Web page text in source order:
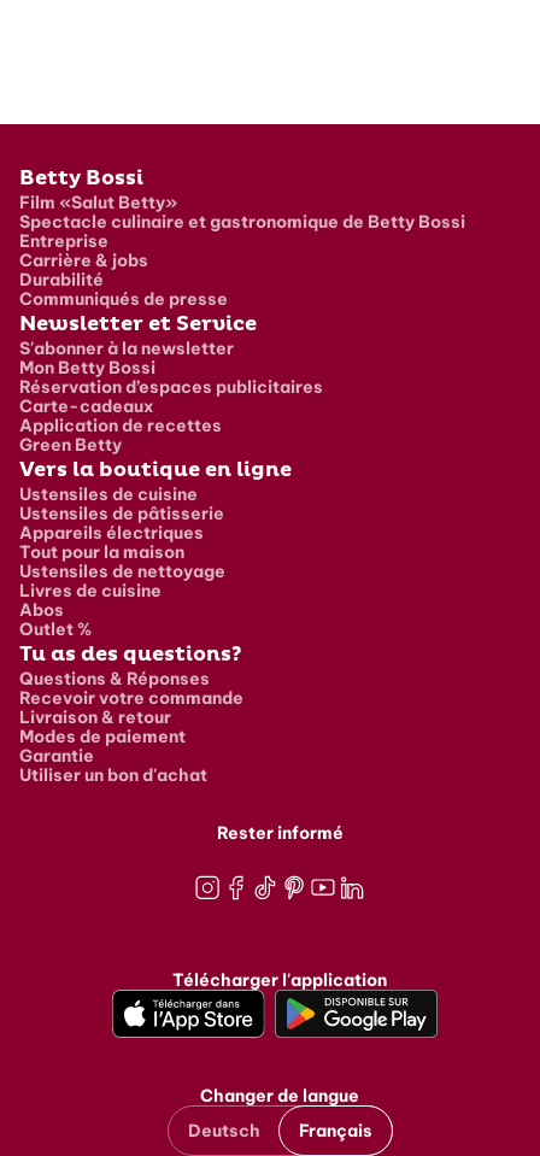
Pied de page
Betty Bossi
Film «Salut Betty»
Spectacle culinaire et gastronomique de Betty Bossi
Entreprise
Carrière & jobs
Durabilité
Communiqués de presse
Newsletter et Service
S'abonner à la newsletter
Mon Betty Bossi
Réservation d’espaces publicitaires
Carte-cadeaux
Application de recettes
Green Betty
Vers la boutique en ligne
Ustensiles de cuisine
Ustensiles de pâtisserie
Appareils électriques
Tout pour la maison
Ustensiles de nettoyage
Livres de cuisine
Abos
Outlet %
Tu as des questions?
Questions & Réponses
Recevoir votre commande
Livraison & retour
Modes de paiement
Garantie
Utiliser un bon d'achat
Rester informé
Télécharger l'application
Changer de langue
Deutsch
Français